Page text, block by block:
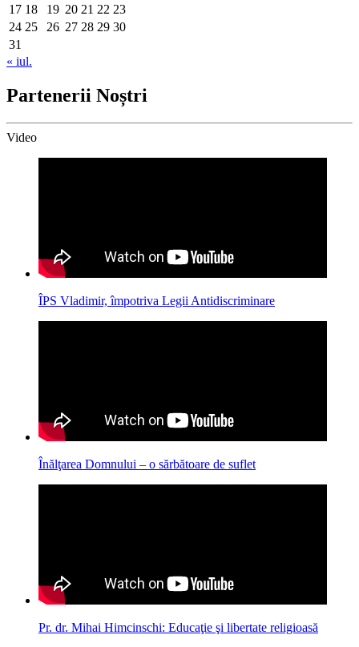
17 18 19 20 21 22 23
24 25 26 27 28 29 30
31
« iul.
Partenerii Noștri
Video
ÎPS Vladimir, împotriva Legii Antidiscriminare
Înălţarea Domnului – o sărbătoare de suflet
Pr. dr. Mihai Himcinschi: Educaţie şi libertate religioasă